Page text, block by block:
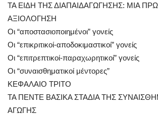
ΤΑ ΕΙΔΗ ΤΗΣ ΔΙΑΠΑΙΔΑΓΩΓΗΣΗΣ: ΜΙΑ
ΑΞΙΟΛΟΓΗΣΗ
Οι “αποστασιοποιημένοι” γονείς
Οι “επικριτικοί-αποδοκιμαστικοί” γονείς
Οι “επιτρεπτικοί-παραχωρητικοί” γονείς
Οι “συναισθηματικοί μέντορες”
ΚΕΦΑΛΑΙΟ ΤΡΙΤΟ
ΤΑ ΠΕΝΤΕ ΒΑΣΙΚΑ ΣΤΑΔΙΑ ΤΗΣ
ΑΓΩΓΗΣ